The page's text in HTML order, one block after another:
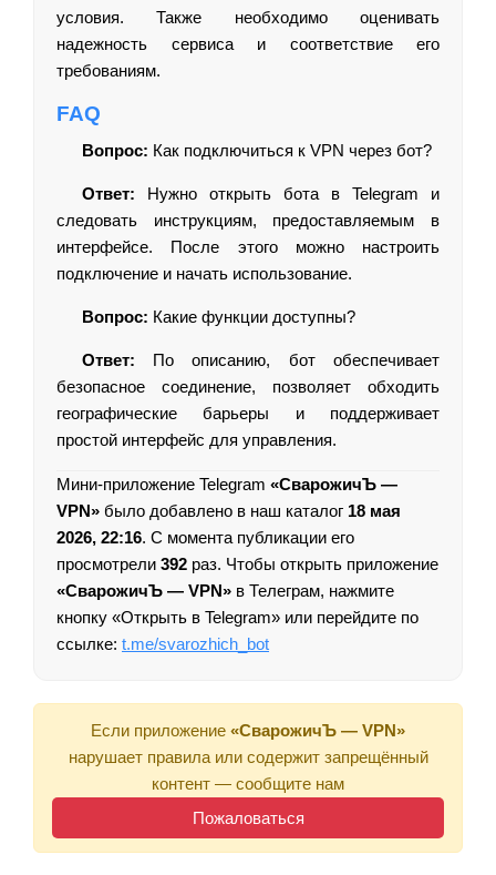
условия. Также необходимо оценивать
надежность сервиса и соответствие его
требованиям.
FAQ
Вопрос: Как подключиться к VPN через бот?
Ответ: Нужно открыть бота в Telegram и
следовать инструкциям, предоставляемым в
интерфейсе. После этого можно настроить
подключение и начать использование.
Вопрос: Какие функции доступны?
Ответ: По описанию, бот обеспечивает
безопасное соединение, позволяет обходить
географические барьеры и поддерживает
простой интерфейс для управления.
Мини-приложение Telegram «СварожичЪ —
VPN» было добавлено в наш каталог 18 мая
2026, 22:16. С момента публикации его
просмотрели 392 раз. Чтобы открыть приложение
«СварожичЪ — VPN» в Телеграм, нажмите
кнопку «Открыть в Telegram» или перейдите по
ссылке: t.me/svarozhich_bot
Если приложение «СварожичЪ — VPN»
нарушает правила или содержит запрещённый
контент — сообщите нам
Пожаловаться